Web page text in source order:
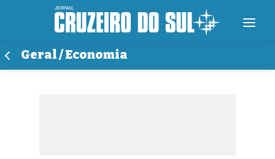
Geral / Economia